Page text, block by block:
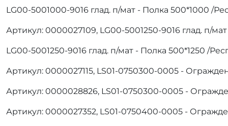
LG00-5001000-9016 глад. п/мат - Полка 500*1000 /
Артикул: 0000027109, LG00-5001250-9016 глад. п/
LG00-5001250-9016 глад. п/мат - Полка 500*1250 /
Артикул: 0000027115, LS01-0750300-0005 -
Артикул: 0000028826, LS01-0750300-0005 -
Артикул: 0000027352, LS01-0750400-0005 -